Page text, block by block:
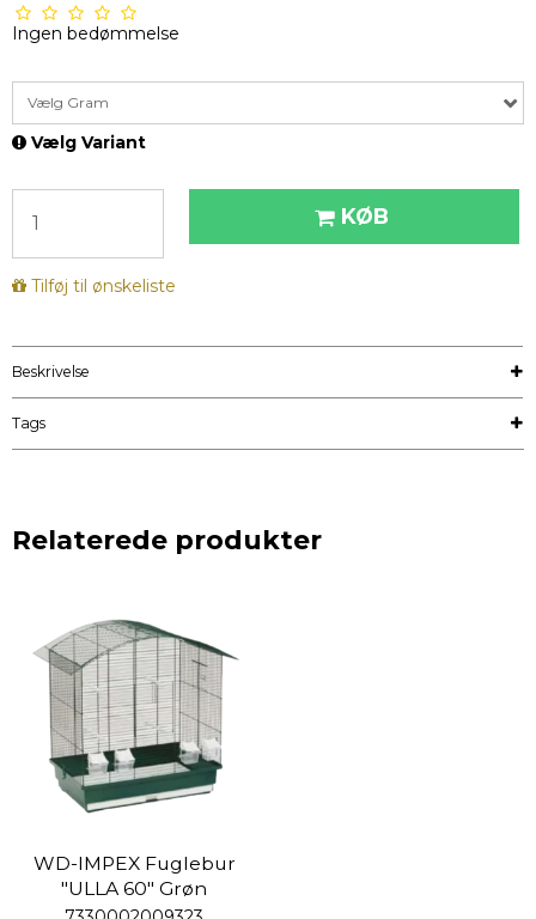
Ingen bedømmelse
Vælg Gram
Vælg Variant
KØB
Tilføj til ønskeliste
Beskrivelse
Tags
Relaterede produkter
WD-IMPEX Fuglebur
"ULLA 60" Grøn